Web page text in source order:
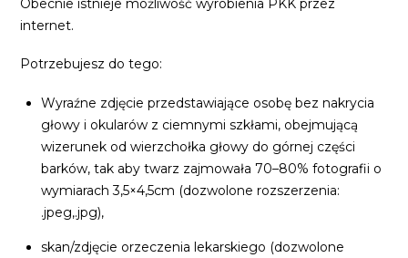
Obecnie istnieje możliwość wyrobienia PKK przez
internet.
Potrzebujesz do tego:
Wyraźne zdjęcie przedstawiające osobę bez nakrycia
głowy i okularów z ciemnymi szkłami, obejmującą
wizerunek od wierzchołka głowy do górnej części
barków, tak aby twarz zajmowała 70–80% fotografii o
wymiarach 3,5×4,5cm (dozwolone rozszerzenia:
.jpeg,.jpg),
skan/zdjęcie orzeczenia lekarskiego (dozwolone